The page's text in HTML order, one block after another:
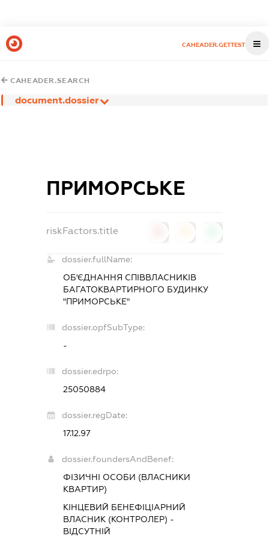
CAHEADER.GETTEST
CAHEADER.SEARCH
document.dossier
ПРИМОРСЬКЕ
riskFactors.title
dossier.fullName:
ОБ'ЄДНАННЯ СПІВВЛАСНИКІВ
БАГАТОКВАРТИРНОГО БУДИНКУ
"ПРИМОРСЬКЕ"
dossier.opfSubType:
-
dossier.edrpo:
25050884
dossier.regDate:
17.12.97
dossier.foundersAndBenef:
ФІЗИЧНІ ОСОБИ (ВЛАСНИКИ
КВАРТИР)
КІНЦЕВИЙ БЕНЕФІЦІАРНИЙ
ВЛАСНИК (КОНТРОЛЕР) -
ВІДСУТНІЙ